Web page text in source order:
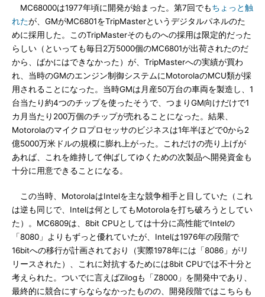
MC68000は1977年頃に開発が始まった。第7回でもちょっと触
れたが、GMがMC6801をTripMasterというデジタルパネルのた
めに採用した。このTripMasterそのものへの採用は限定的だった
らしい（といっても毎日2万5000個のMC6801が出荷されたのだ
から、ばかにはできなかった）が、TripMasterへの実績が買わ
れ、当時のGMのエンジン制御システムにMotorolaのMCU類が採
用されることになった。当時GMは月産50万台の車両を製造し、1
台当たり約4つのチップを使ったそうで、つまりGM向けだけで1
カ月当たり200万個のチップが売れることになった。結果、
Motorolaのマイクロプロセッサのビジネスは1年半ほどで0から2
億5000万米ドルの規模に膨れ上がった。これだけの売り上げが
あれば、これを維持して伸ばしてゆくための次製品へ開発資金も
十分に用意できることになる。
この当時、MotorolaはIntelを主な競争相手と目していた（これ
は逆も同じで、Intelは何としてもMotorolaを打ち破ろうとしてい
た）。MC6809は、8bit CPUとしては十分に高性能でIntelの
「8080」よりもずっと優れていたが、Intelは1976年の段階で
16bitへの移行が計画されており（実際1978年には「8086」がリ
リースされた）、これに対抗するためには8bit CPUでは不十分と
考えられた。ついでに言えばZilogも「Z8000」を開発中であり、
最終的に競合にすらならなかったものの、開発段階ではこちらも